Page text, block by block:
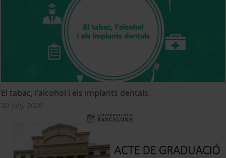
El tabac, l'alcohol i els implants dentals
30 July, 2026